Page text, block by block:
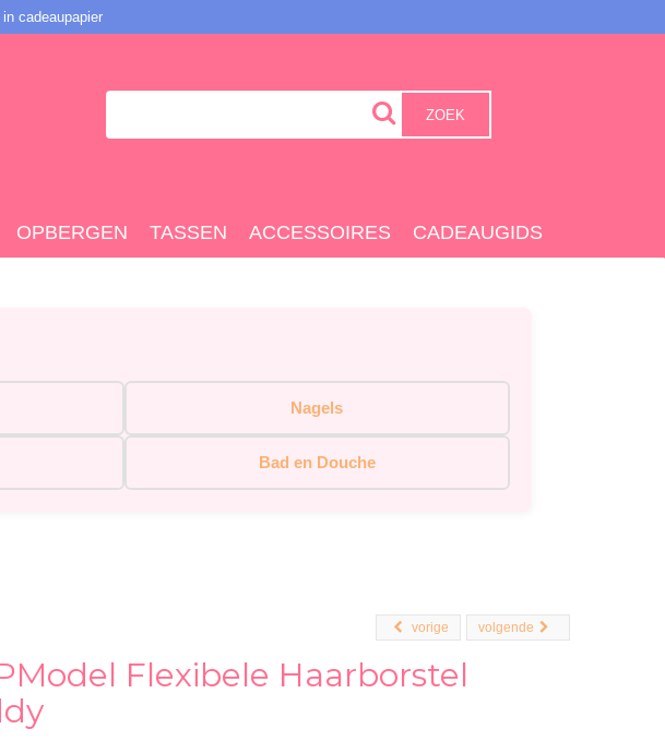
cadeaupapier
ZOEK
OPBERGEN TASSEN ACCESSOIRES CADEAUGIDS
Nagels
Bad en Douche
volgende
vorige
Flexibele Haarborstel